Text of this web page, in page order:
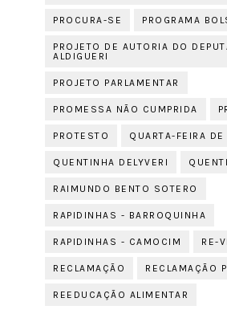
PROCURA-SE PROGRAMA
PROJETO DE AUTORIA DO
ALDIGUERI
PROJETO PARLAMENTAR
PROMESSA NÃO CUMPRIDA
PROTESTO QUARTA-FEIRA
QUENTINHA DELYVERI
RAIMUNDO BENTO SOTERO
RAPIDINHAS - BARROQUINHA
RAPIDINHAS - CAMOCIM RE-
RECLAMAÇÃO RECLAMAÇÃO
REEDUCAÇÃO ALIMENTAR